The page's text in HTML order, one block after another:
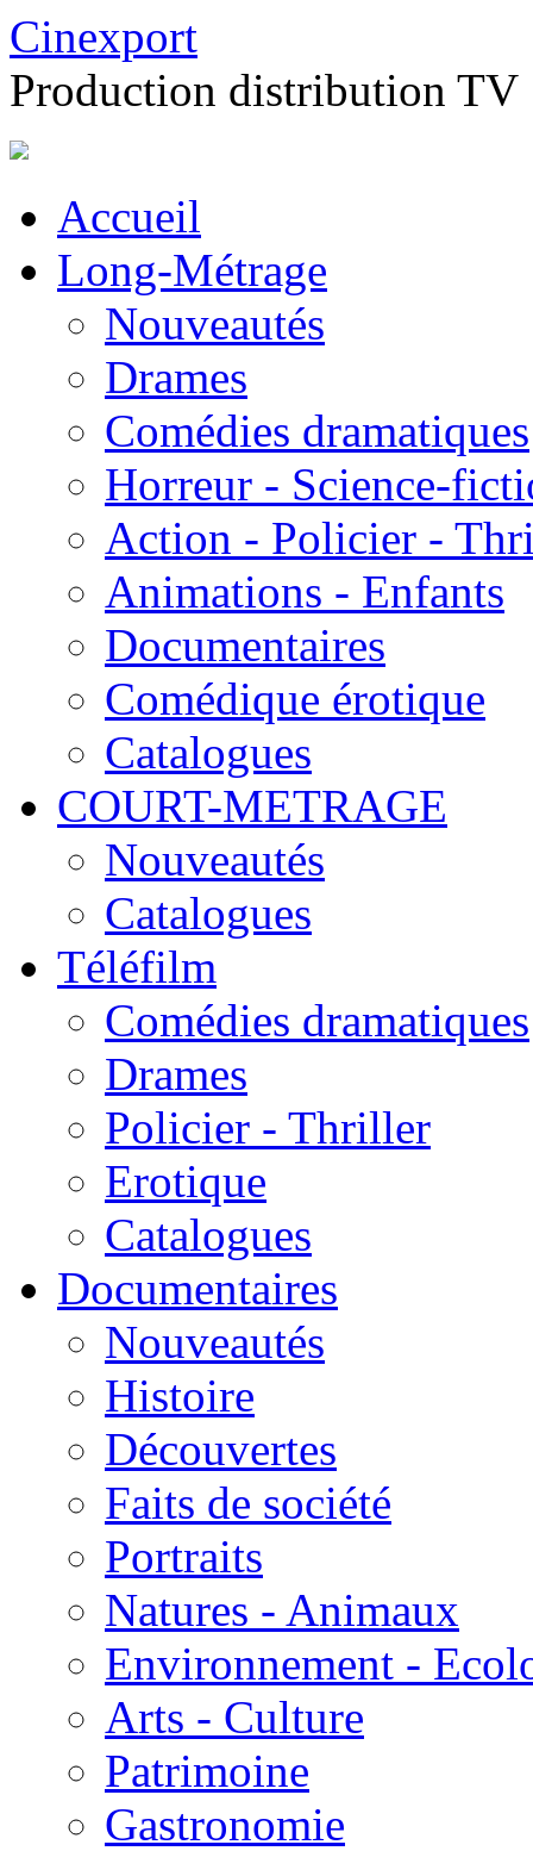
Cinexport
Production distribution TV
Accueil
Long-Métrage
Nouveautés
Drames
Comédies dramatiques
Horreur - Science-
Action - Policier -
Animations - Enfants
Documentaires
Comédique érotique
Catalogues
COURT-METRAGE
Nouveautés
Catalogues
Téléfilm
Comédies dramatiques
Drames
Policier - Thriller
Erotique
Catalogues
Documentaires
Nouveautés
Histoire
Découvertes
Faits de société
Portraits
Natures - Animaux
Environnement -
Arts - Culture
Patrimoine
Gastronomie